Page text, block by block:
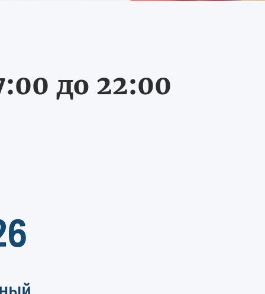
до 22:00